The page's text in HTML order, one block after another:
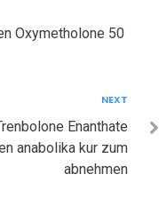
Oxymetholone 50
NEXT
Enanthate
anabolika kur zum
abnehmen